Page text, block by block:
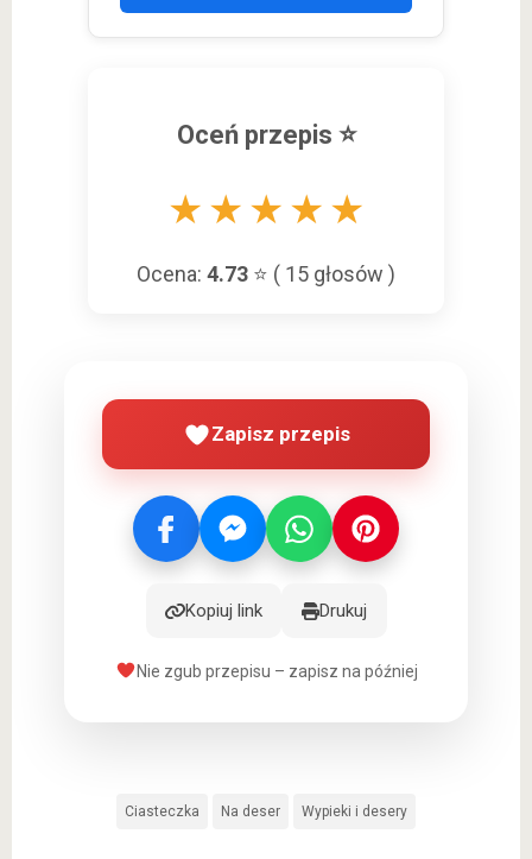
Oceń przepis ⭐
★ ★ ★ ★ ★
Ocena: 4.73 ⭐ ( 15 głosów )
Zapisz przepis
Kopiuj link Drukuj
Nie zgub przepisu – zapisz na później
Ciasteczka Na deser Wypieki i desery